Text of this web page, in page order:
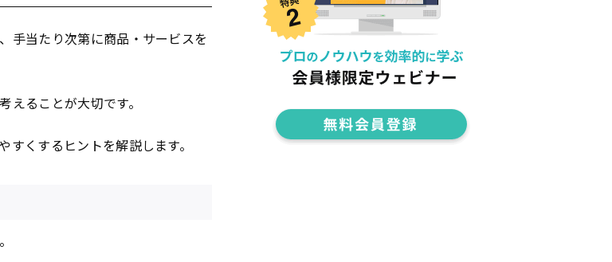
手当たり次第に商品・サービスを
えることが大切です。
くするヒントを解説します。